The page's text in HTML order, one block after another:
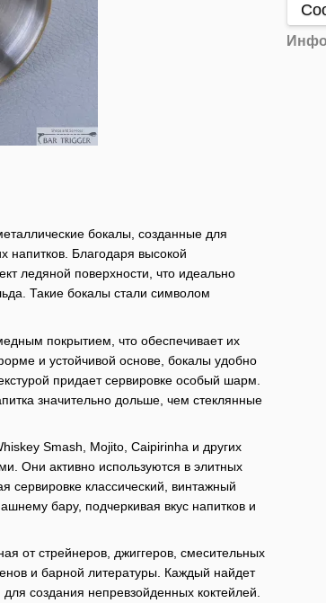
бокалы, созданные для
напитков. Благодаря высокой
ледяной поверхности, что идеально
Такие бокалы стали символом
покрытием, что обеспечивает их
и устойчивой основе, бокалы удобно
придает сервировке особый шарм.
значительно дольше, чем стеклянные
Smash, Mojito, Caipirinha и других
Они активно используются в элитных
сервировке классический, винтажный
бару, подчеркивая вкус напитков и
от стрейнеров, джиггеров, смесительных
и барной литературы. Каждый найдет
создания непревзойденных коктейлей.